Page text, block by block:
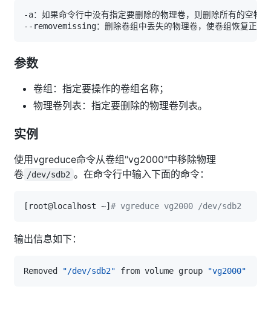
参数
卷组：指定要操作的卷组名称；
物理卷列表：指定要删除的物理卷列表。
实例
使用vgreduce命令从卷组"vg2000"中移除物理
卷 /dev/sdb2 。在命令行中输入下面的命令：
[ root@localhost ~] # vgreduce vg2000 /dev/sdb2    #将
输出信息如下：
Removed "/dev/sdb2" from volume group "vg2000"